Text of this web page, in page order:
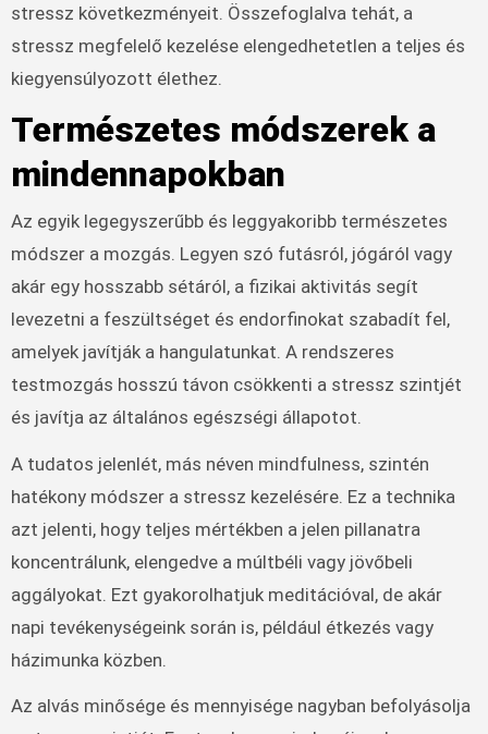
stressz következményeit. Összefoglalva tehát, a
stressz megfelelő kezelése elengedhetetlen a teljes és
kiegyensúlyozott élethez.
Természetes módszerek a
mindennapokban
Az egyik legegyszerűbb és leggyakoribb természetes
módszer a mozgás. Legyen szó futásról, jógáról vagy
akár egy hosszabb sétáról, a fizikai aktivitás segít
levezetni a feszültséget és endorfinokat szabadít fel,
amelyek javítják a hangulatunkat. A rendszeres
testmozgás hosszú távon csökkenti a stressz szintjét
és javítja az általános egészségi állapotot.
A tudatos jelenlét, más néven mindfulness, szintén
hatékony módszer a stressz kezelésére. Ez a technika
azt jelenti, hogy teljes mértékben a jelen pillanatra
koncentrálunk, elengedve a múltbéli vagy jövőbeli
aggályokat. Ezt gyakorolhatjuk meditációval, de akár
napi tevékenységeink során is, például étkezés vagy
házimunka közben.
Az alvás minősége és mennyisége nagyban befolyásolja